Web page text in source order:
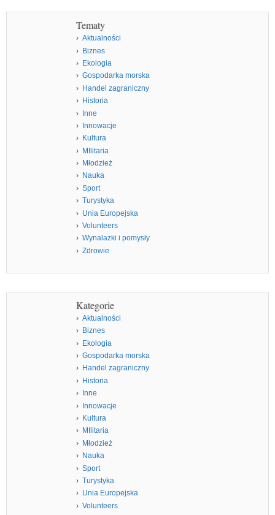
Tematy
Aktualności
Biznes
Ekologia
Gospodarka morska
Handel zagraniczny
Historia
Inne
Innowacje
Kultura
MIlitaria
Młodzież
Nauka
Sport
Turystyka
Unia Europejska
Volunteers
Wynalazki i pomysły
Zdrowie
Kategorie
Aktualności
Biznes
Ekologia
Gospodarka morska
Handel zagraniczny
Historia
Inne
Innowacje
Kultura
MIlitaria
Młodzież
Nauka
Sport
Turystyka
Unia Europejska
Volunteers